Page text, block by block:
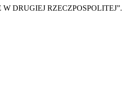
DRUGIEJ RZECZPOSPOLITEJ”.